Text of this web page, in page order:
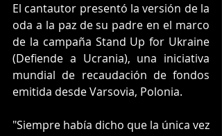
El cantautor presentó la versión de la
oda a la paz de su padre en el marco
de la campaña Stand Up for Ukraine
(Defiende a Ucrania), una iniciativa
mundial de recaudación de fondos
emitida desde Varsovia, Polonia.
"Siempre había dicho que la única vez